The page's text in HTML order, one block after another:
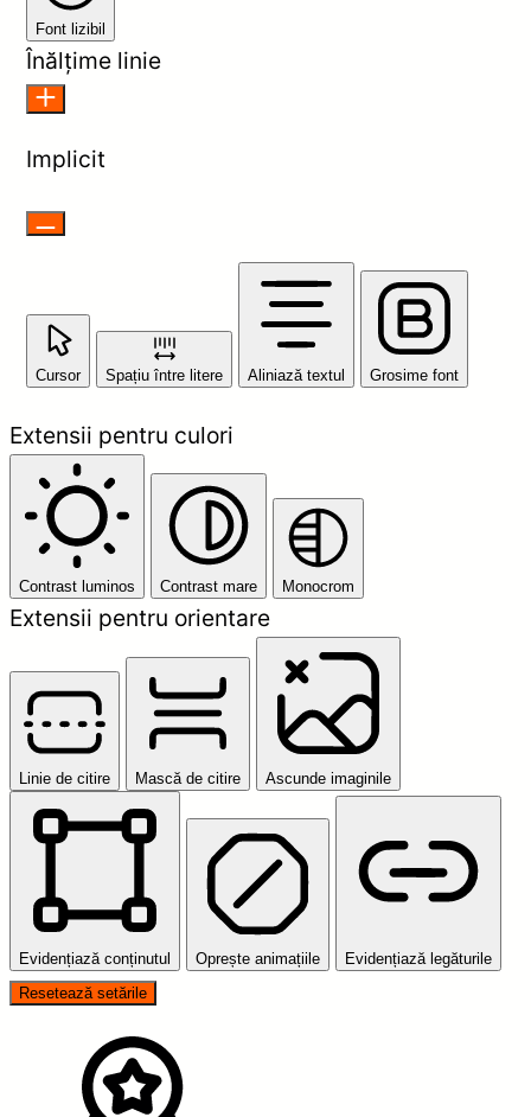
Font lizibil
Înălțime linie
Implicit
Cursor Spațiu între litere Aliniază textul Grosime font
Extensii pentru culori
Contrast luminos Contrast mare Monocrom
Extensii pentru orientare
Linie de citire Mască de citire Ascunde imaginile
Evidențiază conținutul Oprește animațiile
Evidențiază legăturile
Resetează setările